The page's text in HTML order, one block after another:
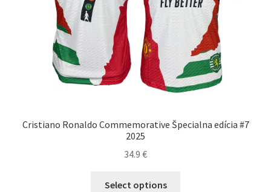
Cristiano Ronaldo Commemorative Špecialna edícia #7
2025
34.9 €
Select options